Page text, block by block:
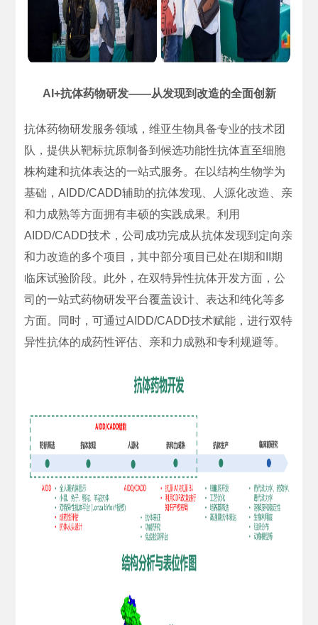
AI+抗体药物研发——从发现到改造的全面创新
抗体药物研发服务领域，维亚生物具备专业的技术团
队，提供从靶标抗原制备到候选功能性抗体直至细胞
株构建和抗体表达的一站式服务。在以结构生物学为
基础，AIDD/CADD辅助的抗体发现、人源化改造、亲
和力成熟等方面拥有丰硕的实践成果。利用
AIDD/CADD技术，公司成功完成从抗体发现到定向亲
和力改造的多个项目，其中部分项目已处在I期和II期
临床试验阶段。此外，在双特异性抗体开发方面，公
司的一站式药物研发平台覆盖设计、表达和纯化等多
方面。同时，可通过AIDD/CADD技术赋能，进行双特
异性抗体的成药性评估、亲和力成熟和专利规避等。